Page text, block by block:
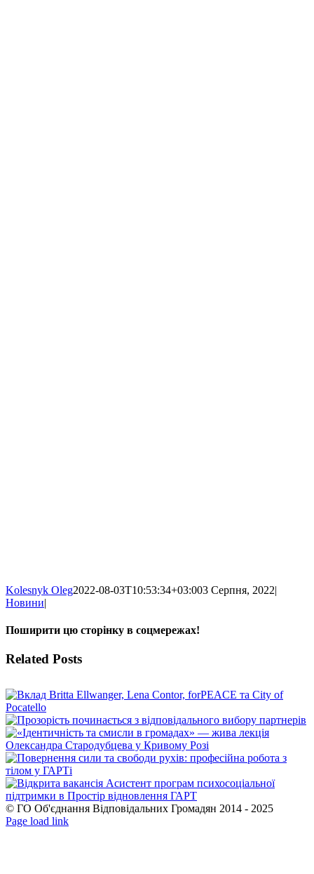
Kolesnyk Oleg2022-08-03T10:53:34+03:003 Серпня, 2022|
Новини|
Поширити цю сторінку в соцмережах!
Facebook
X
WhatsApp
Telegram
Related Posts
© ГО Об'єднання Відповідальних Громадян 2014 - 2025
Facebook
YouTube
Page load link